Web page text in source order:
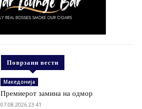
Поврзани вести
Македонија
Премиерот замина на одмор
07.08.2026 23:41